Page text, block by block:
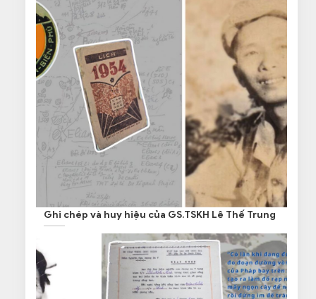
Ghi chép và huy hiệu của GS.TSKH Lê Thế Trung